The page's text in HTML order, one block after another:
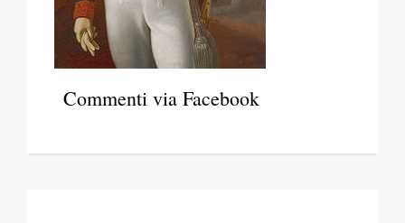
Commenti via Facebook